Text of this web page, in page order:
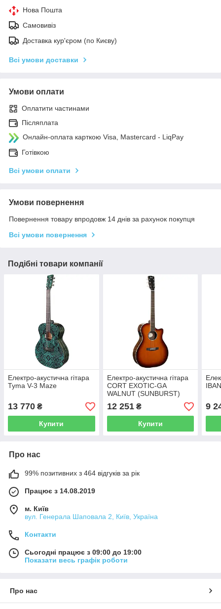
Нова Пошта
Самовивіз
Доставка кур'єром (по Києву)
Всі умови доставки
Умови оплати
Оплатити частинами
Післяплата
Онлайн-оплата карткою Visa, Mastercard - LiqPay
Готівкою
Всі умови оплати
Умови повернення
Повернення товару впродовж 14 днів за рахунок покупця
Всі умови повернення
Подібні товари компанії
Електро-акустична гітара
Tyma V-3 Maze
13 770 ₴
Купити
Електро-акустична гітара
CORT EXOTIC-GA
WALNUT (SUNBURST)
12 251₴
Купити
9
Про нас
99% позитивних з 464 відгуків за рік
Працює з 14.08.2019
м. Київ
вул. Генерала Шаповала 2, Київ, Україна
Контакти
Сьогодні працює з 09:00 до 19:00
Показати весь графік роботи
Про нас